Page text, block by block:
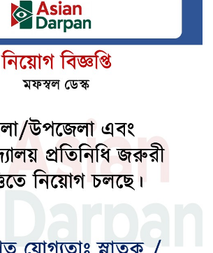
গভীর সমুদ্রবন্দর মাতারবাড়ি পরিদর্শনে প্রধানমন্ত্রী
জেনে নিন আপনার আজকের রাশিফল
জেনে নিন আজকের নামাজের সময়সূচি
দেশের উন্নয়নে কাজ করতে ইউএনওদের
প্রধানমন্ত্রীর আহ্বান
ধ্বংসস্তূপ থেকে দেশকে রক্ষা করতে কাজ করছে